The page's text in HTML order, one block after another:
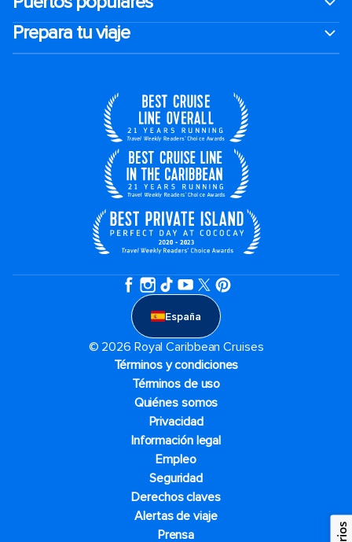
Prepara tu viaje
España
© 2026 Royal Caribbean Cruises
Términos y condiciones
Términos de uso
Quiénes somos
Privacidad
Información legal
Empleo
Seguridad
Derechos claves
Alertas de viaje
Prensa